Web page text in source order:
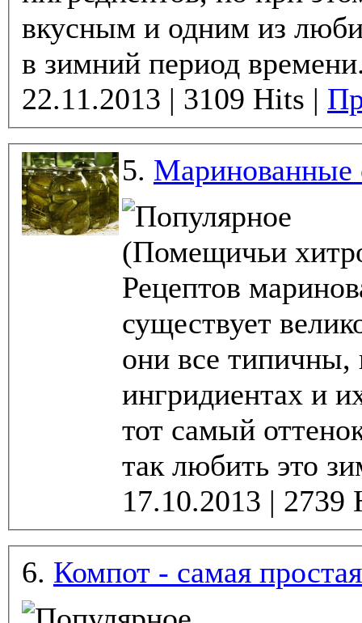
вкусным и одним из
в зимний период
22.11.2013 | 3109 Hits |
5. Маринованные
(Помещичьи
Рецептов
существует
они все типичны,
ингридиентах и
тот самый
так любить это
6. Компот - самая